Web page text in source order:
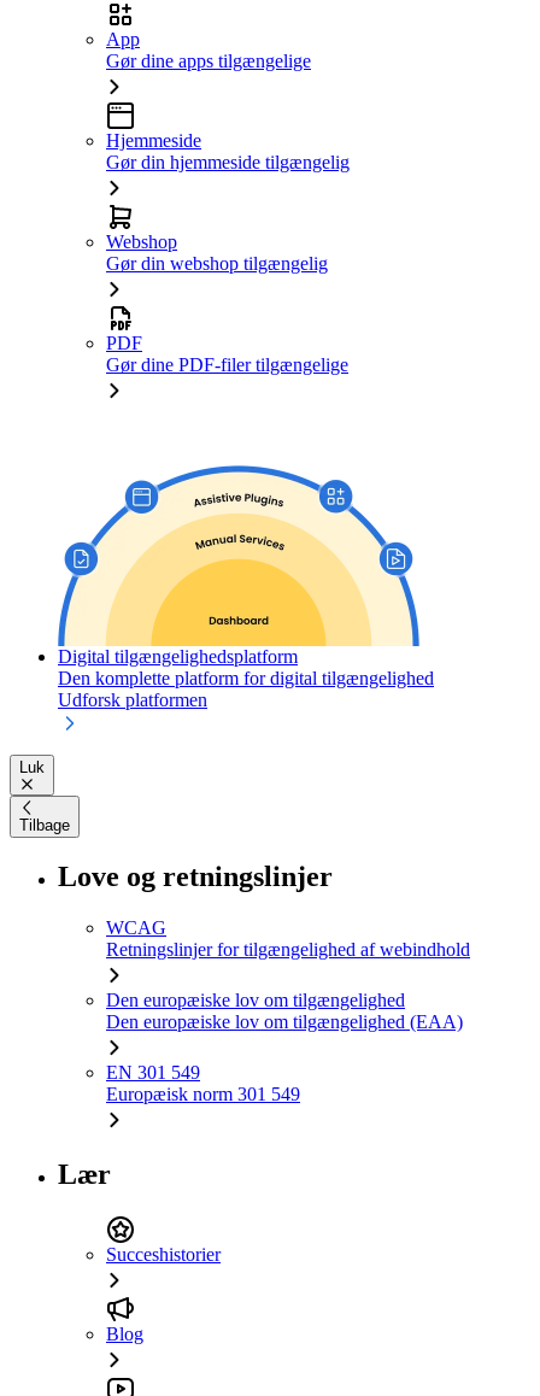
App
Gør dine apps tilgængelige
Hjemmeside
Gør din hjemmeside tilgængelig
Webshop
Gør din webshop tilgængelig
PDF
Gør dine PDF-filer tilgængelige
Digital tilgængelighedsplatform
Den komplette platform for digital tilgængelighed
Udforsk platformen
Luk
Tilbage
Love og retningslinjer
WCAG
Retningslinjer for tilgængelighed af webindhold
Den europæiske lov om tilgængelighed
Den europæiske lov om tilgængelighed (EAA)
EN 301 549
Europæisk norm 301 549
Lær
Succeshistorier
Blog